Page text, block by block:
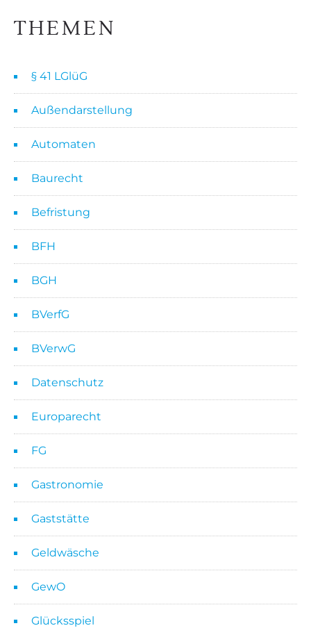
THEMEN
§ 41 LGlüG
Außendarstellung
Automaten
Baurecht
Befristung
BFH
BGH
BVerfG
BVerwG
Datenschutz
Europarecht
FG
Gastronomie
Gaststätte
Geldwäsche
GewO
Glücksspiel